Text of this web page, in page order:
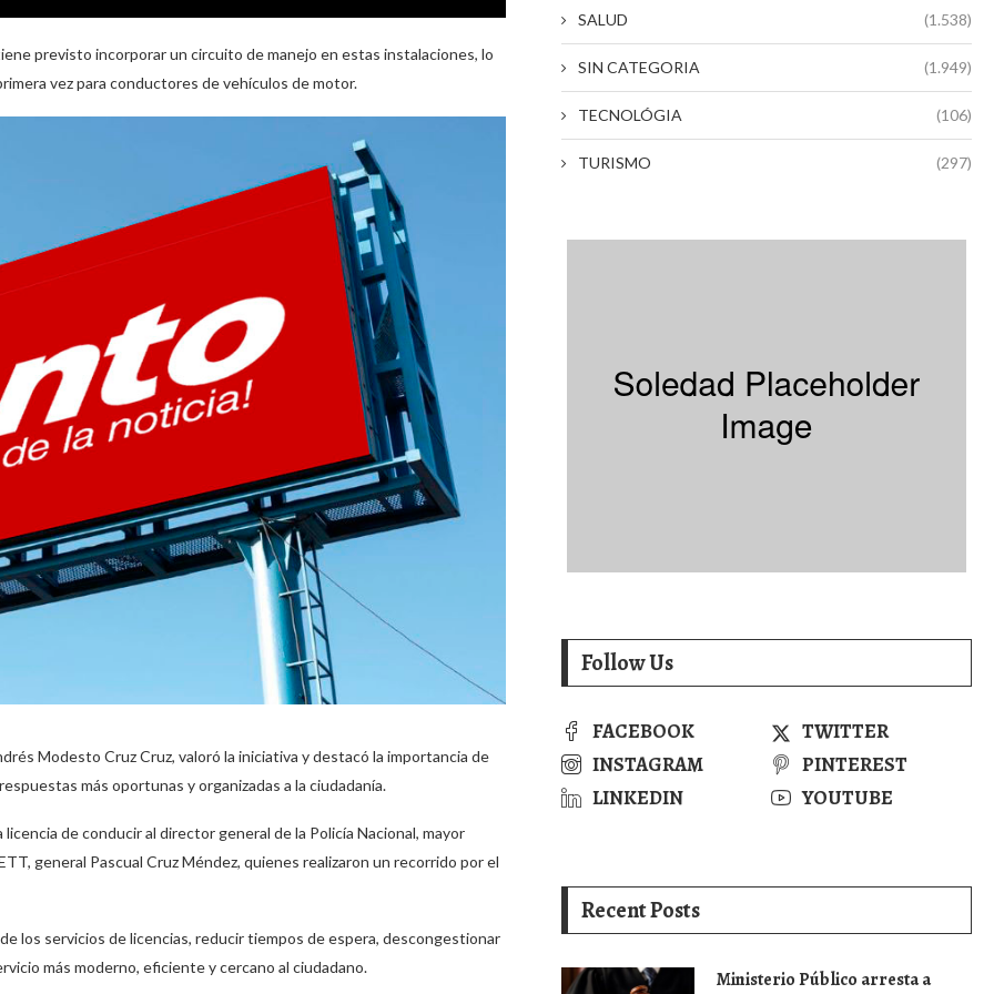
previsto incorporar un circuito de manejo en estas instalaciones, lo
vez para conductores de vehículos de motor.
Modesto Cruz Cruz, valoró la iniciativa y destacó la importancia de
más oportunas y organizadas a la ciudadanía.
de conducir al director general de la Policía Nacional, mayor
general Pascual Cruz Méndez, quienes realizaron un recorrido por el
los servicios de licencias, reducir tiempos de espera, descongestionar
más moderno, eficiente y cercano al ciudadano.
SALUD (1.538)
SIN CATEGORIA (1.949)
TECNOLÓGIA (106)
TURISMO (297)
Follow Us
FACEBOOK
TWITTER
INSTAGRAM
PINTEREST
LINKEDIN
YOUTUBE
Recent Posts
Ministerio Público arresta a